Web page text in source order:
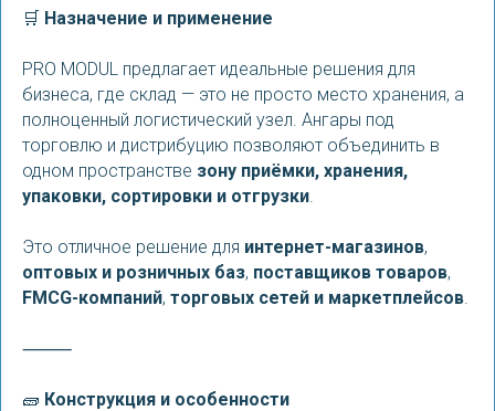
🛒 Назначение и применение
PRO MODUL предлагает идеальные решения для
бизнеса, где склад — это не просто место хранения, а
полноценный логистический узел. Ангары под
торговлю и дистрибуцию позволяют объединить в
одном пространстве зону приёмки, хранения,
упаковки, сортировки и отгрузки.
Это отличное решение для интернет-магазинов,
оптовых и розничных баз, поставщиков товаров,
FMCG-компаний, торговых сетей и маркетплейсов.
⸻
🧱 Конструкция и особенности